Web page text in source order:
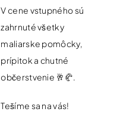
V cene vstupného sú
zahrnuté všetky
maliarske pomôcky,
prípitok a chutné
občerstvenie 🥂🥐.
Tešíme sa na vás!